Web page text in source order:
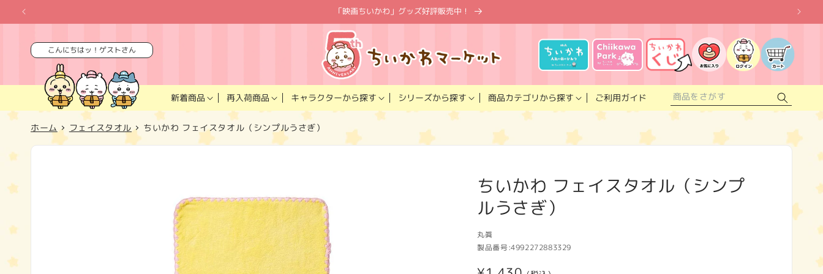
ンツに
進む
「映画ちいかわ」グッズ好評販売中！
こんにちはッ！ゲストさん
新着商品 再入荷商品 キャラクターから探す シリーズから探す 商品カテゴリから探す ご利用ガイド
入
り
ス
ト
グ
イ
カ
ー
ト
ホーム フェイスタオル ちいかわ フェイスタオル（シンプルうさぎ）
ちいかわ フェイスタオル（シンプ
ルうさぎ）
丸眞
製品番号:4992272883329